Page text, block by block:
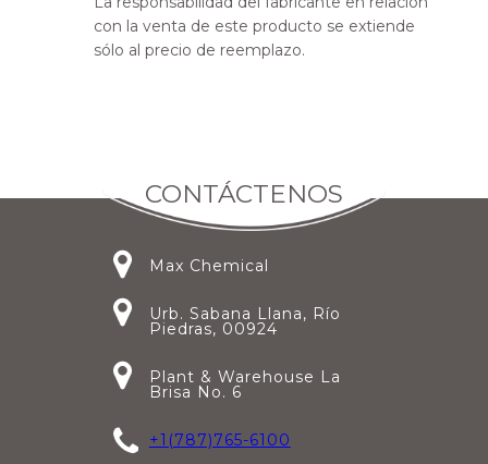
con la venta de este producto se extiende
sólo al precio de reemplazo.
CONTÁCTENOS
Max Chemical
Urb. Sabana Llana, Río
Piedras, 00924
Plant & Warehouse La
Brisa No. 6
+1(787)765-6100